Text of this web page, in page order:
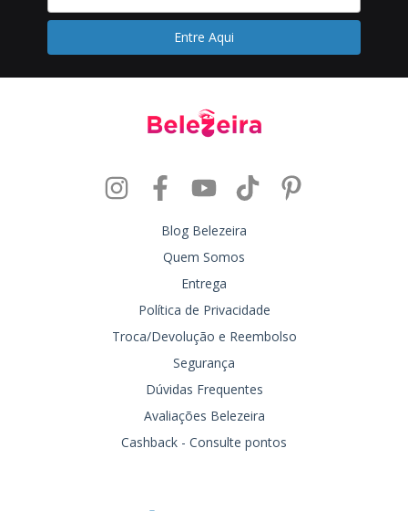
Blog Belezeira
Quem Somos
Entrega
Política de Privacidade
Troca/Devolução e Reembolso
Segurança
Dúvidas Frequentes
Avaliações Belezeira
Cashback - Consulte pontos